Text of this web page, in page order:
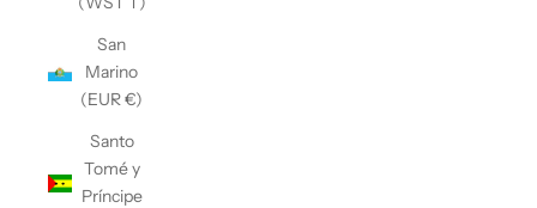
San
Marino
(EUR €)
Santo
Tomé y
Príncipe